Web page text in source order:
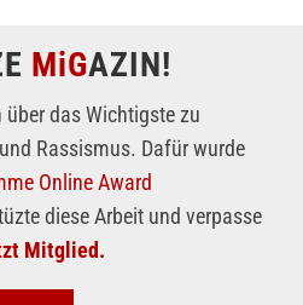
MiGAZIN!
das Wichtigste zu
Rassismus. Dafür wurde
Online Award
diese Arbeit und verpasse
Mitglied.